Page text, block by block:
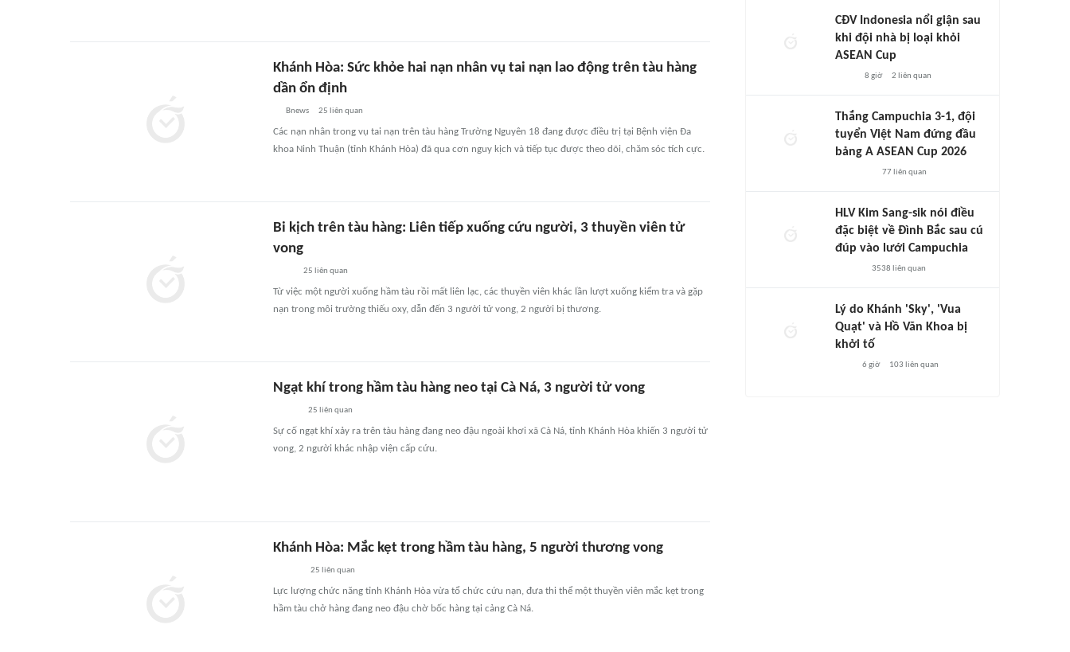
Khánh Hòa: Sức khỏe hai nạn nhân vụ tai nạn lao động trên tàu hàng
dần ổn định
Bnews 25 liên quan
Các nạn nhân trong vụ tai nạn trên tàu hàng Trường Nguyên 18 đang được điều trị tại Bệnh viện Đa
khoa Ninh Thuận (tỉnh Khánh Hòa) đã qua cơn nguy kịch và tiếp tục được theo dõi, chăm sóc tích cực.
Bi kịch trên tàu hàng: Liên tiếp xuống cứu người, 3 thuyền viên tử
vong
25 liên quan
Từ việc một người xuống hầm tàu rồi mất liên lạc, các thuyền viên khác lần lượt xuống kiểm tra và gặp
nạn trong môi trường thiếu oxy, dẫn đến 3 người tử vong, 2 người bị thương.
Ngạt khí trong hầm tàu hàng neo tại Cà Ná, 3 người tử vong
25 liên quan
Sự cố ngạt khí xảy ra trên tàu hàng đang neo đậu ngoài khơi xã Cà Ná, tỉnh Khánh Hòa khiến 3 người tử
vong, 2 người khác nhập viện cấp cứu.
Khánh Hòa: Mắc kẹt trong hầm tàu hàng, 5 người thương vong
25 liên quan
Lực lượng chức năng tỉnh Khánh Hòa vừa tổ chức cứu nạn, đưa thi thể một thuyền viên mắc kẹt trong
hầm tàu chở hàng đang neo đậu chờ bốc hàng tại cảng Cà Ná.
CĐV Indonesia nổi giận sau
khi đội nhà bị loại khỏi
ASEAN Cup
8 giờ 2 liên quan
Thắng Campuchia 3-1, đội
tuyển Việt Nam đứng đầu
bảng A ASEAN Cup 2026
77liên quan
HLV Kim Sang-sik nói điều
đặc biệt về Đình Bắc sau cú
đúp vào lưới Campuchia
3538 liên quan
Lý do Khánh 'Sky', 'Vua
Quạt' và Hồ Văn Khoa bị
khởi tố
6 giờ 103 liên quan